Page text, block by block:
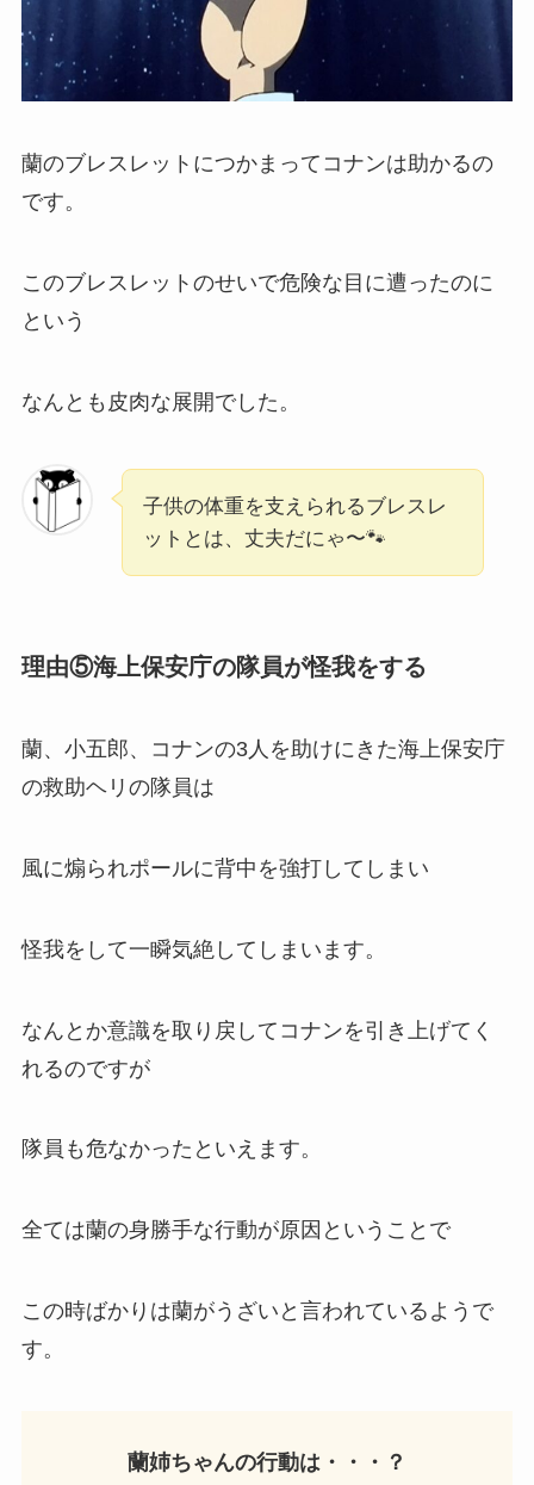
蘭のブレスレットにつかまってコナンは助かるの
です。
このブレスレットのせいで危険な目に遭ったのに
という
なんとも皮肉な展開でした。
子供の体重を支えられるブレスレ
ットとは、丈夫だにゃ〜🐾
理由⑤海上保安庁の隊員が怪我をする
蘭、小五郎、コナンの3人を助けにきた海上保安庁
の救助ヘリの隊員は
風に煽られポールに背中を強打してしまい
怪我をして一瞬気絶してしまいます。
なんとか意識を取り戻してコナンを引き上げてく
れるのですが
隊員も危なかったといえます。
全ては蘭の身勝手な行動が原因ということで
この時ばかりは蘭がうざいと言われているようで
す。
蘭姉ちゃんの行動は・・・？